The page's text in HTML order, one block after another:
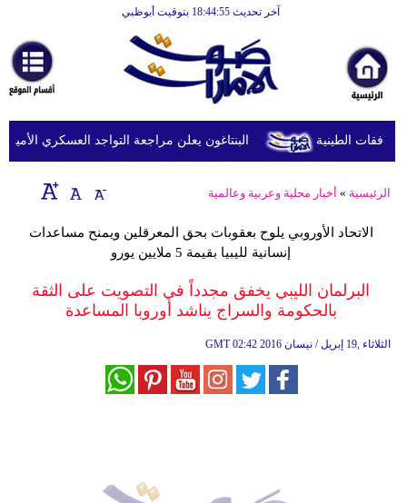
آخر تحديث 18:44:55 بتوقيت أبوظبي
أخبارعاجلة
رياضة
ثقافة
إقتصاد
أزياء
البنتاغون يعلن مراجعة التواجد العسكري
الرئيسية » أخبار محلية وعربية وعالمية
الاتحاد الأوروبي يلوح بعقوبات بحق المعرقلين ويمنح مساعدات
إنسانية لليبيا بقيمة 5 ملايين يورو
البرلمان الليبي يخفق مجدداً في التصويت على الثقة
بالحكومة والسراج يناشد أوروبا المساعدة
GMT 02:42 2016 الثلاثاء ,19 إبريل / نيسان